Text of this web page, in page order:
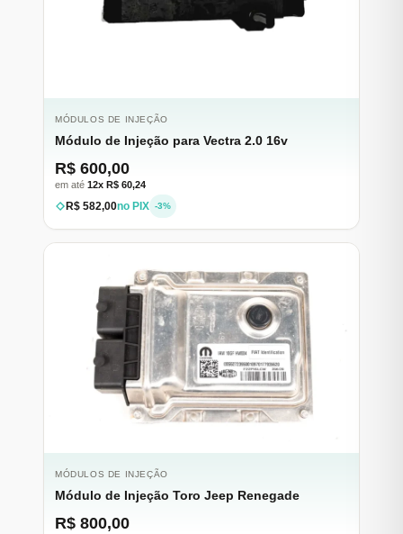
MÓDULOS DE INJEÇÃO
Módulo de Injeção para Vectra 2.0 16v
R$ 600,00
em até 12x R$ 60,24
R$ 582,00no PIX -3%
MÓDULOS DE INJEÇÃO
Módulo de Injeção Toro Jeep Renegade
R$ 800,00